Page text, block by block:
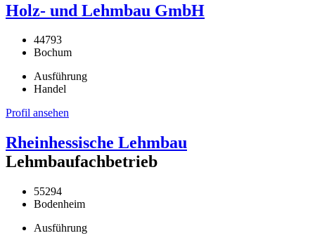
Holz- und Lehmbau GmbH
44793
Bochum
Ausführung
Handel
Profil ansehen
Rheinhessische Lehmbau
Lehmbaufachbetrieb
55294
Bodenheim
Ausführung